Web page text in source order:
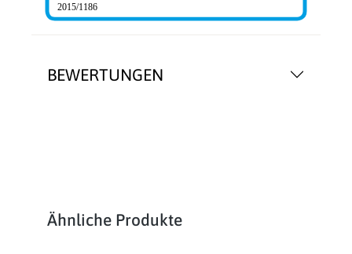
BEWERTUNGEN
2015/1186
Produktgalerie überspringen
Ähnliche Produkte